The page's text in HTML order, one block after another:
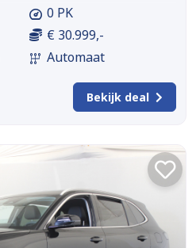
0 PK
€ 30.999,-
Automaat
Bekijk deal